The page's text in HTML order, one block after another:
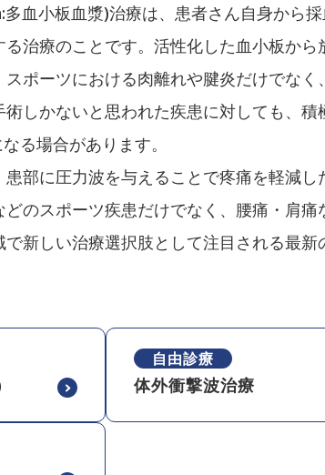
血小板血漿)治療は、患者さん自身から
治療のことです。活性化した血小板か
ポーツにおける肉離れや腱炎だけでな
しかないと思われた疾患に対しても、
る場合があります。
部に圧力波を与えることで疼痛を軽減
のスポーツ疾患だけでなく、腰痛・肩痛
新しい治療選択肢として注目される最
自由診療
体外衝撃波治療